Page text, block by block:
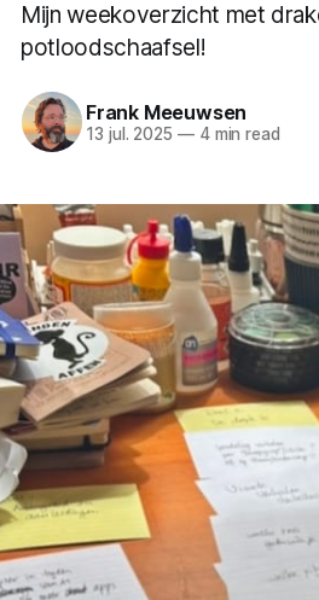
Mijn weekoverzicht met
potloodschaafsel!
Frank Meeuwsen
13 jul. 2025 —4 min read